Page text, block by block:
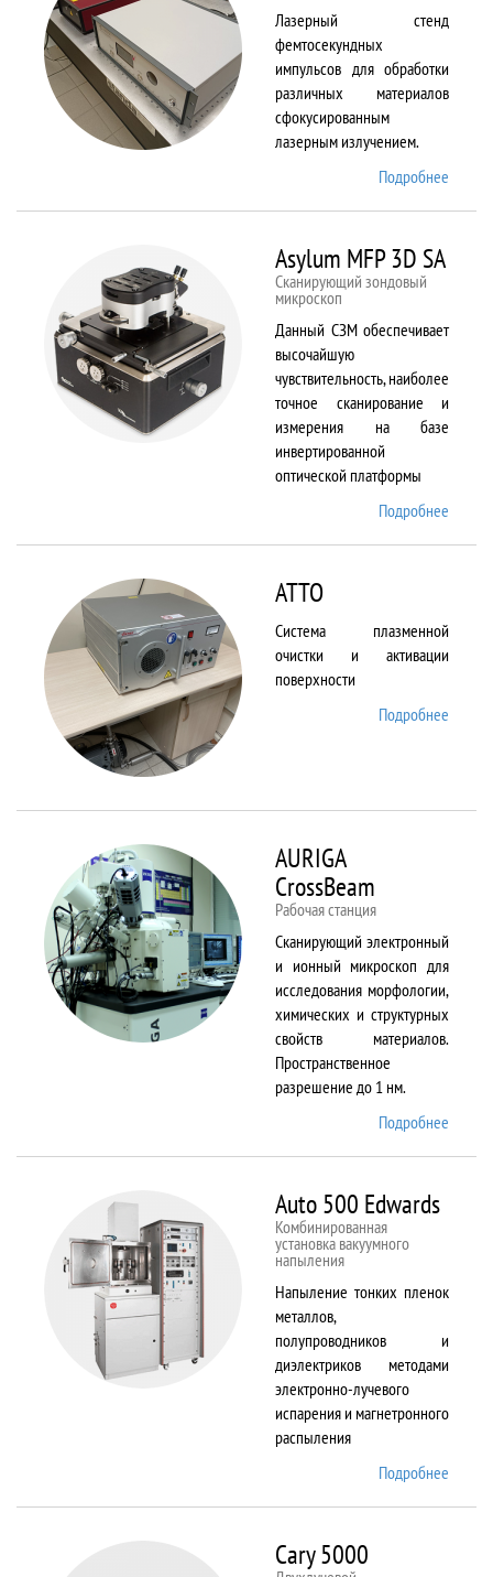
Лазерный стенд
фемтосекундных
импульсов для обработки
различных материалов
сфокусированным
лазерным излучением.
Подробнее
Asylum MFP 3D SA
Сканирующий зондовый
микроскоп
Данный СЗМ обеспечивает
высочайшую
чувствительность, наиболее
точное сканирование и
измерения на базе
инвертированной
оптической платформы
Подробнее
ATTO
Система плазменной
очистки и активации
поверхности
Подробнее
AURIGA
CrossBeam
Рабочая станция
Сканирующий электронный
и ионный микроскоп для
исследования морфологии,
химических и структурных
свойств материалов.
Пространственное
разрешение до 1 нм.
Подробнее
Auto 500 Edwards
Комбинированная
установка вакуумного
напыления
Напыление тонких пленок
металлов,
полупроводников и
диэлектриков методами
электронно-лучевого
испарения и магнетронного
распыления
Подробнее
Cary 5000